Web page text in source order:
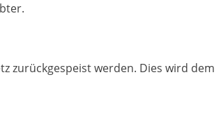
zurückgespeist werden. Dies wird dem